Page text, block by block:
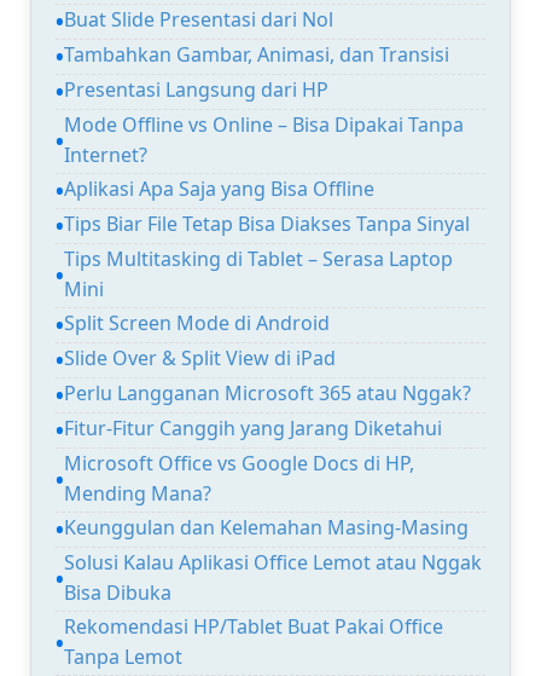
Buat Slide Presentasi dari Nol
Tambahkan Gambar, Animasi, dan Transisi
Presentasi Langsung dari HP
Mode Offline vs Online – Bisa Dipakai Tanpa
Internet?
Aplikasi Apa Saja yang Bisa Offline
Tips Biar File Tetap Bisa Diakses Tanpa Sinyal
Tips Multitasking di Tablet – Serasa Laptop
Mini
Split Screen Mode di Android
Slide Over & Split View di iPad
Perlu Langganan Microsoft 365 atau Nggak?
Fitur-Fitur Canggih yang Jarang Diketahui
Microsoft Office vs Google Docs di HP,
Mending Mana?
Keunggulan dan Kelemahan Masing-Masing
Solusi Kalau Aplikasi Office Lemot atau Nggak
Bisa Dibuka
Rekomendasi HP/Tablet Buat Pakai Office
Tanpa Lemot